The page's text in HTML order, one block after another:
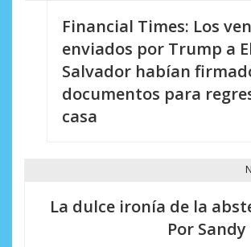
Financial Times: Los
enviados por Trump a
Salvador habían
documentos para
casa
La dulce ironía de la
Por